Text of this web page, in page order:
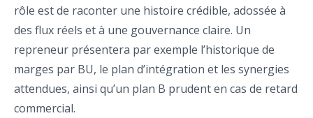
rôle est de raconter une histoire crédible, adossée à
des flux réels et à une gouvernance claire. Un
repreneur présentera par exemple l’historique de
marges par BU, le plan d’intégration et les synergies
attendues, ainsi qu’un plan B prudent en cas de retard
commercial.